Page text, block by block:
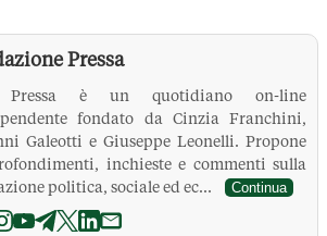
Pressa
è un quotidiano on-line
fondato da Cinzia Franchini,
Galeotti e Giuseppe Leonelli. Propone
inchieste e commenti sulla
politica, sociale ed ec...
Continua